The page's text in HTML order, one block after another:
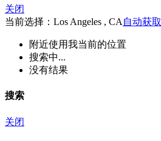
关闭
当前选择：Los Angeles , CA 自动获取
附近使用我当前的位置
搜索中...
没有结果
搜索
关闭